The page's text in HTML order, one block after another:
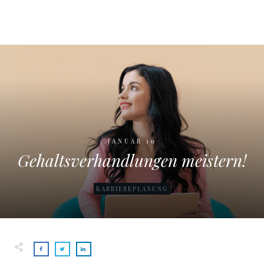
JANUAR 10
Gehaltsverhandlungen meistern!
KARRIEREPLANUNG